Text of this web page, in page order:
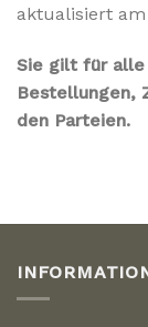
aktualisiert am
Sie gilt für alle
Bestellungen,
den Parteien.